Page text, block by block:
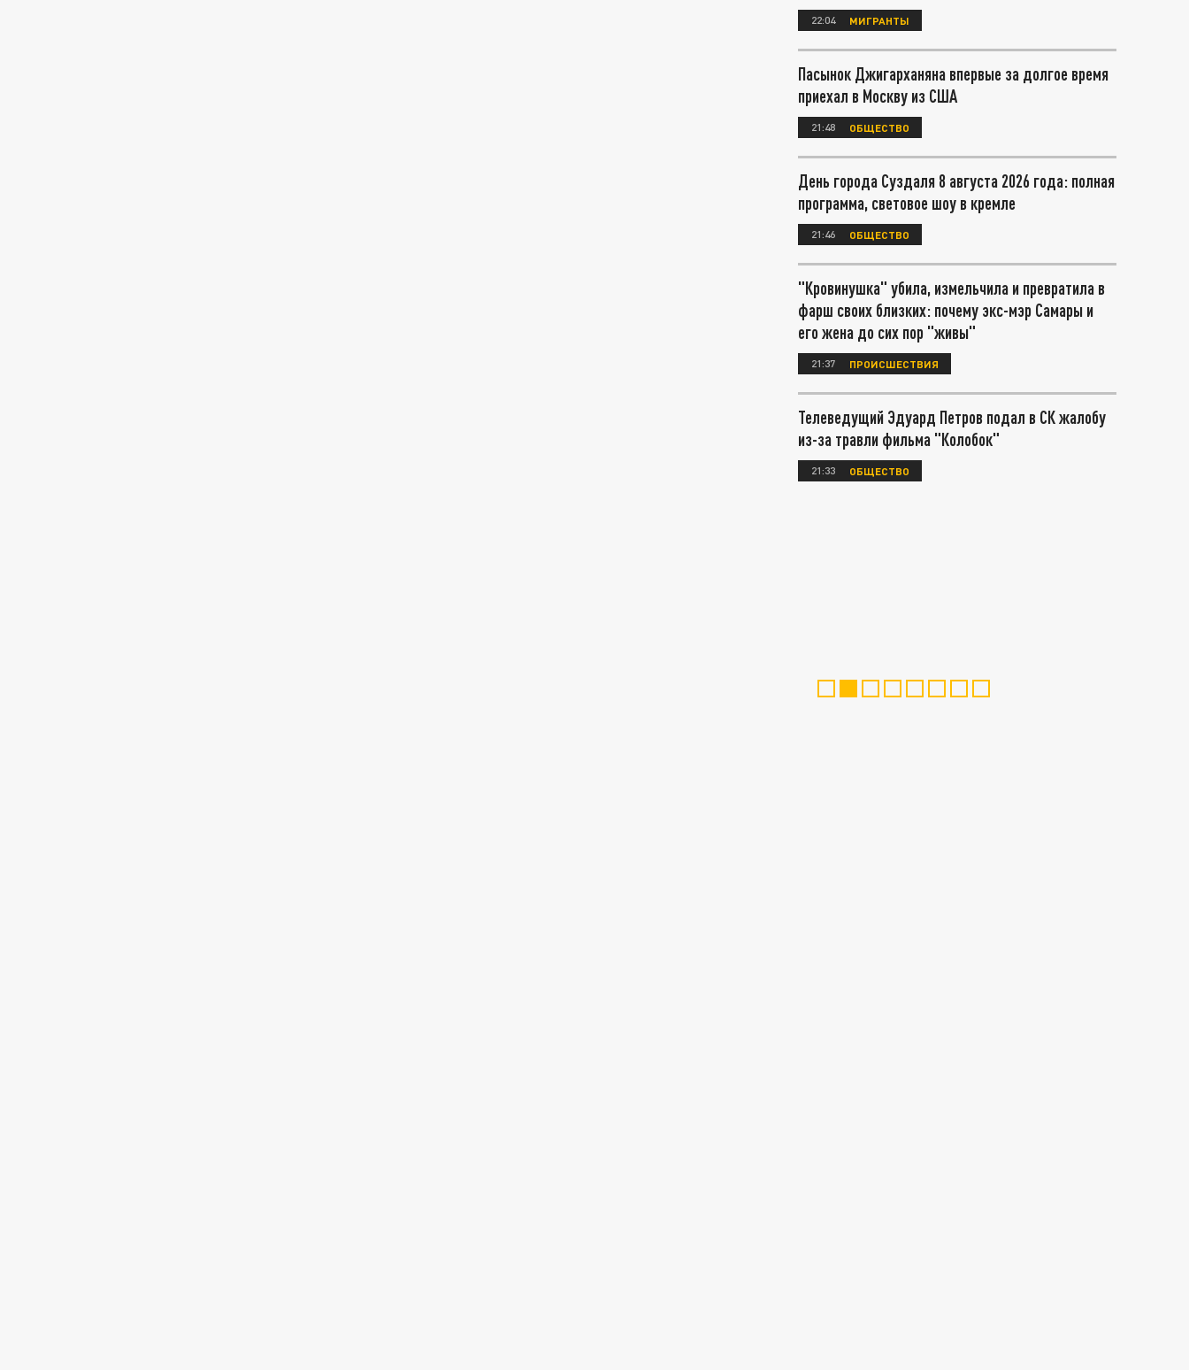
22:04 МИГРАНТЫ
Пасынок Джигарханяна впервые за долгое время
приехал в Москву из США
21:48 ОБЩЕСТВО
День города Суздаля 8 августа 2026 года: полная
программа, световое шоу в кремле
21:46 ОБЩЕСТВО
"Кровинушка" убила, измельчила и превратила в
фарш своих близких: почему экс-мэр Самары и
его жена до сих пор "живы"
21:37 ПРОИСШЕСТВИЯ
Телеведущий Эдуард Петров подал в СК жалобу
из-за травли фильма "Колобок"
21:33 ОБЩЕСТВО